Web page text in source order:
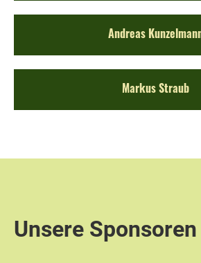
Andreas
Markus Straub
Unsere Sponsoren